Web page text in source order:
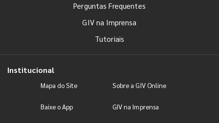
Perguntas Frequentes
GIV na Imprensa
Tutoriais
Institucional
Mapa do Site Sobre a GIV Online
Baixe o App GIV na Imprensa